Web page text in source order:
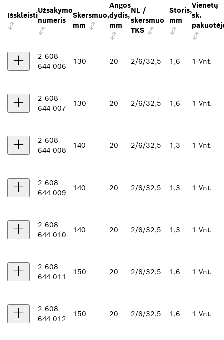
Išskleisti
Užsakymo
numeris
Skersmuo,
mm
Angos
dydis,
mm
NL /
skersmuo
TKS
Storis,
mm
Vienetų
sk.
2 608
644 006
130 20 2/6/32,5 1,6 1 Vnt.
2 608
644 007
130 20 2/6/32,5 1,6 1 Vnt.
2 608
644 008
140 20 2/6/32,5 1,3 1 Vnt.
2 608
644 009
140 20 2/6/32,5 1,3 1 Vnt.
2 608
644 010
140 20 2/6/32,5 1,3 1 Vnt.
2 608
644 011
150 20 2/6/32,5 1,6 1 Vnt.
2 608
644 012
150 20 2/6/32,5 1,6 1 Vnt.